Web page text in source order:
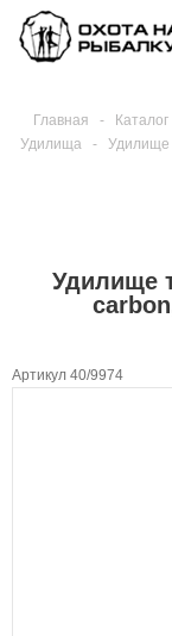
Главная - Каталог
Удилища
-
Удилище
Удилище
Артикул 40/9974